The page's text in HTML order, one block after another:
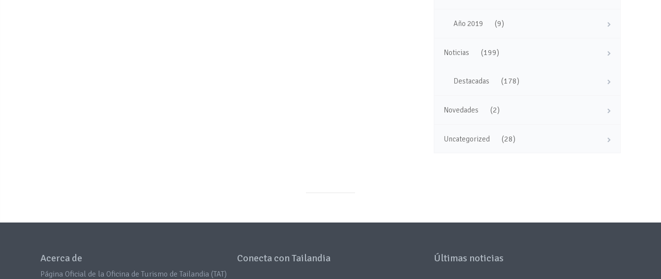
Año 2019 (9)
Noticias (199)
Destacadas (178)
Novedades (2)
Uncategorized (28)
Acerca de
Página Oficial de la Oficina de Turismo de Tailandia (TAT)
Conecta con Tailandia Últimas noticias